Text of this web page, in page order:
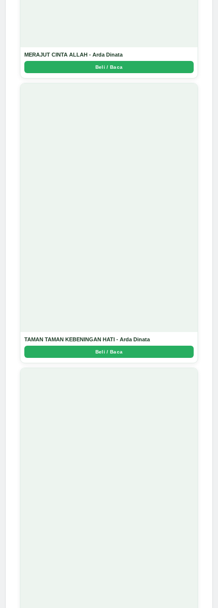
MERAJUT CINTA ALLAH - Arda Dinata
Beli / Baca
TAMAN TAMAN KEBENINGAN HATI - Arda Dinata
Beli / Baca